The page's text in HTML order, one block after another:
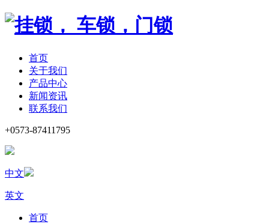
首页
关于我们
产品中心
新闻资讯
联系我们
+0573-87411795
中文
英文
首页